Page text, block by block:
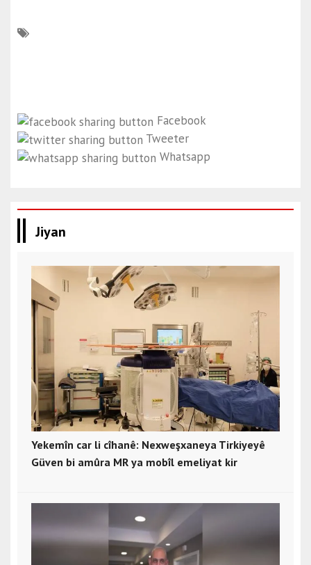
Facebook
Tweeter
Whatsapp
Jiyan
Yekemîn car li cîhanê: Nexweşxaneya Tirkiyeyê
Güven bi amûra MR ya mobîl emeliyat kir